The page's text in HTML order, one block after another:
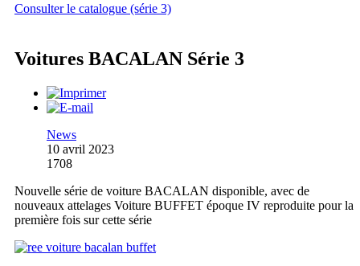
Consulter le catalogue (série 3)
Voitures BACALAN Série 3
News
10 avril 2023
1708
Nouvelle série de voiture BACALAN disponible, avec de
nouveaux attelages Voiture BUFFET époque IV reproduite pour la
première fois sur cette série